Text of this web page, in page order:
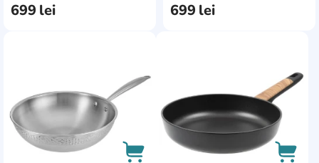
699 lei 699 lei